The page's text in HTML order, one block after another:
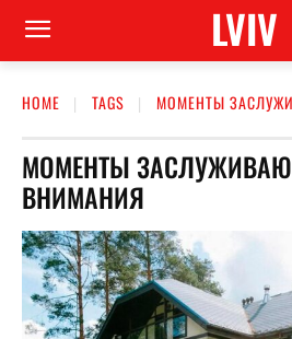
LVIV
HOME TAGS МОМЕНТЫ
МОМЕНТЫ
ВНИМАНИЯ